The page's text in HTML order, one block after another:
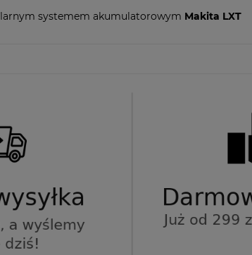
systemem akumulatorowym Makita LXT